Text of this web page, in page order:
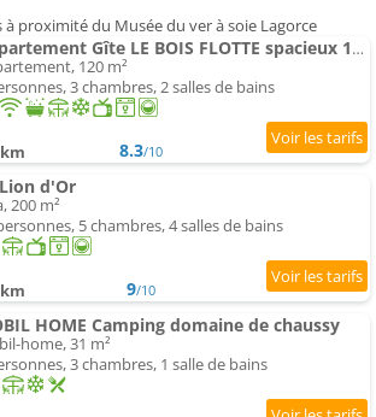
à proximité du Musée du ver à soie Lagorce
Appartement Gîte LE BOIS FLOTTE spacieux 120 m2 Lagorce vallon pont d arc Ardèche
120 m²
3 chambres, 2 salles de bains
8.3/10
d'Or
200 m²
5 chambres, 4 salles de bains
9/10
HOME Camping domaine de chaussy
home, 31 m²
3 chambres, 1 salle de bains